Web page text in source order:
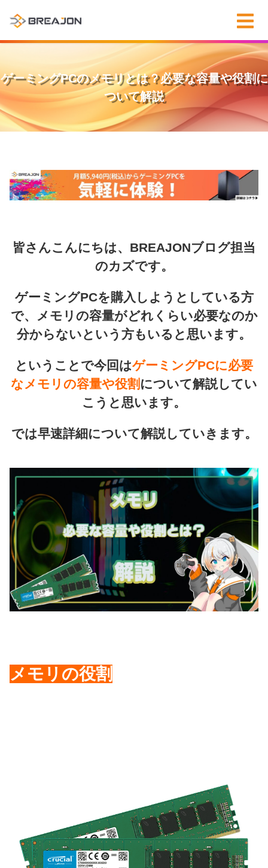
ゲーミングPCのメモリとは？必要な容量や役割に
ついて解説
皆さんこんにちは、BREAJONブログ担当
のカズです。
ゲーミングPCを購入しようとしている方
で、メモリの容量がどれくらい必要なのか
分からないという方もいると思います。
ということで今回はゲーミングPCに必要
なメモリの容量や役割 について解説してい
こうと思います。
では早速詳細について解説していきます。
メモリの役割